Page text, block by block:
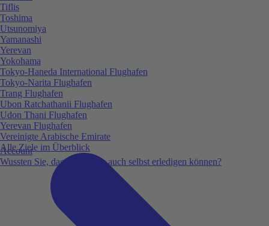
Account
Wussten Sie, dass Sie vieles auch selbst erledigen können?
Tiflis
Toshima
Utsunomiya
Yamanashi
Yerevan
Yokohama
Tokyo-Haneda International Flughafen
Tokyo-Narita Flughafen
Trang Flughafen
Ubon Ratchathanii Flughafen
Udon Thani Flughafen
Yerevan Flughafen
Vereinigte Arabische Emirate
Alle Ziele im Überblick